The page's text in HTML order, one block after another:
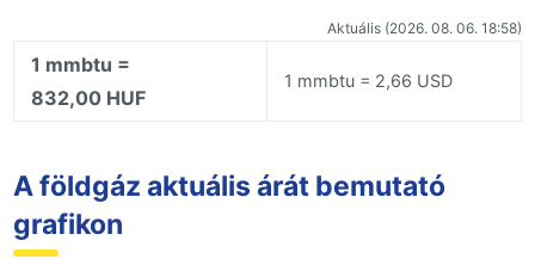
Aktuális (2026. 08. 06. 18:58)
1 mmbtu =
832,00 HUF
1 mmbtu = 2,66 USD
A földgáz aktuális árát bemutató
grafikon